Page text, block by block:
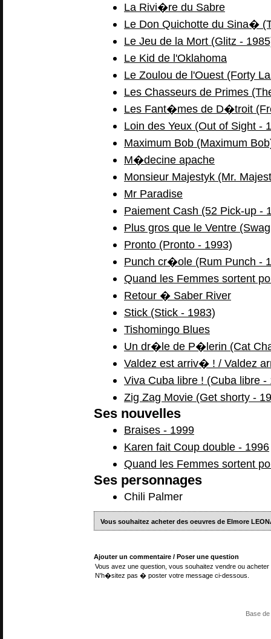
La Rivi�re du Sabre
Le Don Quichotte du Sina�
Le Jeu de la Mort (Glitz -
Le Kid de l'Oklahoma
Le Zoulou de l'Ouest (Forty
Les Chasseurs de Primes
Les Fant�mes de D�troit
Loin des Yeux (Out of Sight -
Maximum Bob (Maximum
M�decine apache
Monsieur Majestyk (Mr.
Mr Paradise
Paiement Cash (52 Pick-up -
Plus gros que le Ventre
Pronto (Pronto - 1993)
Punch cr�ole (Rum Punch -
Quand les Femmes sortent
Retour � Saber River
Stick (Stick - 1983)
Tishomingo Blues
Un dr�le de P�lerin (Cat
Valdez est arriv� ! / Valdez
Viva Cuba libre ! (Cuba libre -
Zig Zag Movie (Get shorty -
Ses nouvelles
Braises - 1999
Karen fait Coup double - 1996
Quand les Femmes sortent
Ses personnages
Chili Palmer
Vous souhaitez acheter des oeuvres de Elmore
Ajouter un commentaire / Poser une question
Vous avez une question, vous souhaitez vendre ou
N'h�sitez pas � poster votre message ci-dessous.
Base